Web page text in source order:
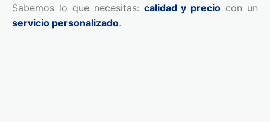
Sabemos lo que necesitas: calidad y precio con un
servicio personalizado.